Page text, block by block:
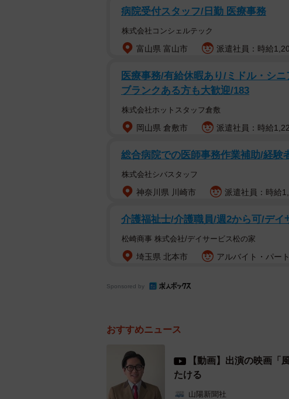
病院受付スタッフ/日勤 医療事務
株式会社コンシェルテック
富山県 富山市 派遣社員：時給
医療事務/有給休暇あり/ミドル・シ
ブランクある方も大歓迎/183
株式会社ホットスタッフ倉敷
岡山県 倉敷市 派遣社員：時給
総合病院での医師事務作業補助/経験
株式会社シバスタッフ
神奈川県 川崎市 派遣社員：時給
介護福祉士/介護職員/週2から可/デ
松崎商事 株式会社/デイサービス松の家
埼玉県 北本市 アルバイト・パー
Sponsored by
おすすめニュース
【動画】出演の映画「
たける
山陽新聞社